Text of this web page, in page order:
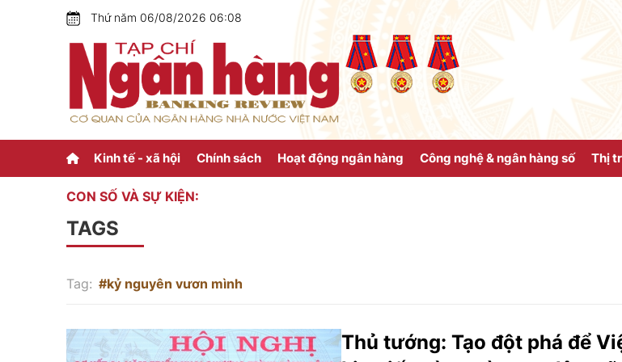
Thứ năm 06/08/2026 06:08
Kinh tế - xã hội Chính sách Hoạt động ngân hàng Công nghệ & ngân hàng số Thị
CON SỐ VÀ SỰ KIỆN:
TAGS
Tag: #kỷ nguyên vươn mình
Thủ tướng: Tạo đột phá để